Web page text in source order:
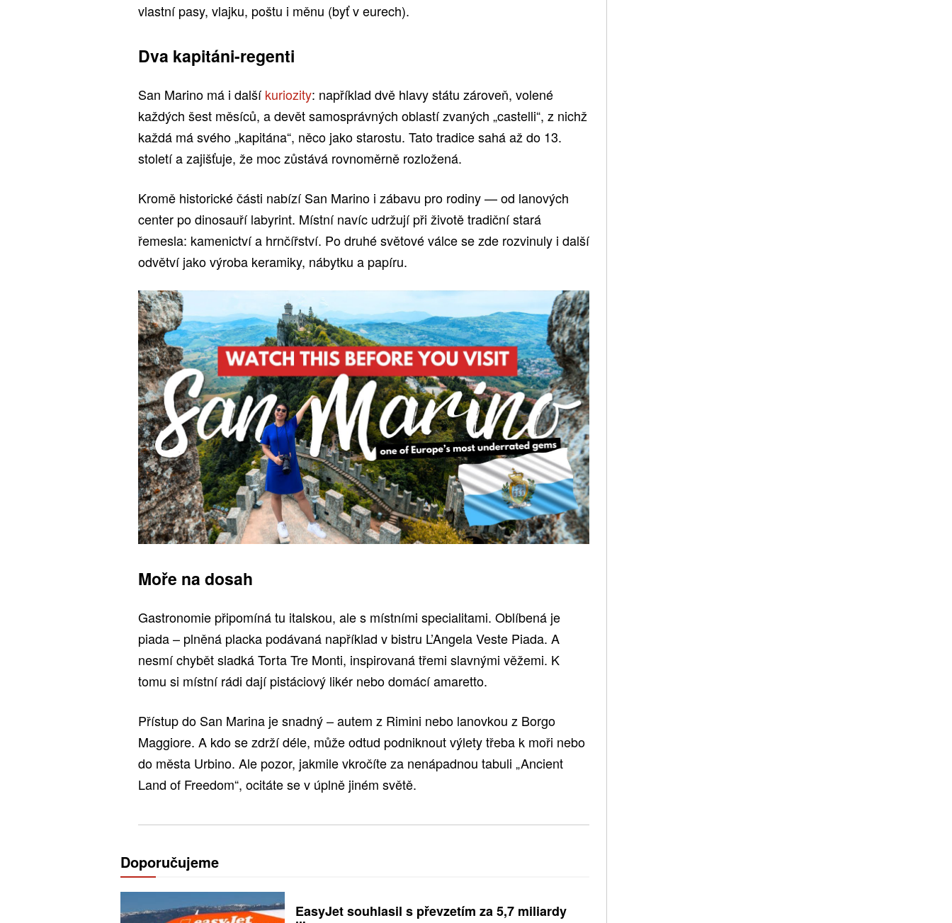
vlastní pasy, vlajku, poštu i měnu (byť v eurech).
Dva kapitáni-regenti
San Marino má i dalšíkuriozity: například dvě hlavy státu zároveň, volené
každých šest měsíců, a devět samosprávných oblastí zvaných „castelli“, z nichž
každá má svého „kapitána“, něco jako starostu. Tato tradice sahá až do 13.
století a zajišťuje, že moc zůstává rovnoměrně rozložená.
Kromě historické části nabízí San Marino i zábavu pro rodiny — od lanových
center po dinosauří labyrint. Místní navíc udržují při životě tradiční stará
řemesla: kamenictví a hrnčířství. Po druhé světové válce se zde rozvinuly i další
odvětví jako výroba keramiky, nábytku a papíru.
Moře na dosah
Gastronomie připomíná tu italskou, ale s místními specialitami. Oblíbená je
piada – plněná placka podávaná například v bistru L’Angela Veste Piada. A
nesmí chybět sladká Torta Tre Monti, inspirovaná třemi slavnými věžemi. K
tomu si místní rádi dají pistáciový likér nebo domácí amaretto.
Přístup do San Marina je snadný – autem z Rimini nebo lanovkou z Borgo
Maggiore. A kdo se zdrží déle, může odtud podniknout výlety třeba k moři nebo
do města Urbino. Ale pozor, jakmile vkročíte za nenápadnou tabuli „Ancient
Land of Freedom“, ocitáte se v úplně jiném světě.
Doporučujeme
EasyJet souhlasil s převzetím za 5,7 miliardy